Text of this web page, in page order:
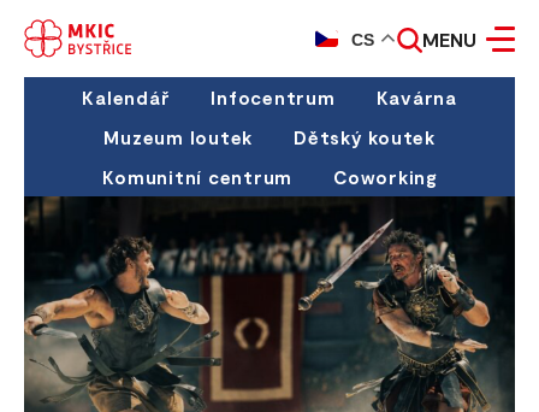
CS MENU
Kalendář Infocentrum
Kavárna
Muzeum loutek
Dětský koutek
Komunitní centrum
Coworking